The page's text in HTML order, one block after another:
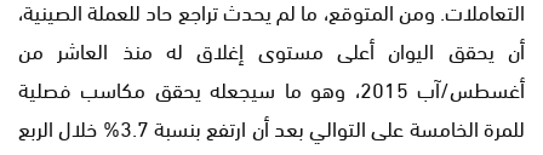
التعاملات. ومن المتوقع، ما لم يحدث تراجع حاد للعملة الصينية،
أن يحقق اليوان أعلى مستوى إغلاق له منذ العاشر من
أغسطس/آب 2015، وهو ما سيجعله يحقق مكاسب فصلية
للمرة الخامسة على التوالي بعد أن ارتفع بنسبة 3.7% خلال الربع